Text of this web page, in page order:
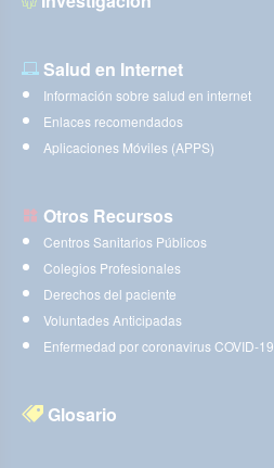
Salud en Internet
Información sobre salud en internet
Enlaces recomendados
Aplicaciones Móviles (APPS)
Otros Recursos
Centros Sanitarios Públicos
Colegios Profesionales
Derechos del paciente
Voluntades Anticipadas
Enfermedad por coronavirus COVID-19
Glosario